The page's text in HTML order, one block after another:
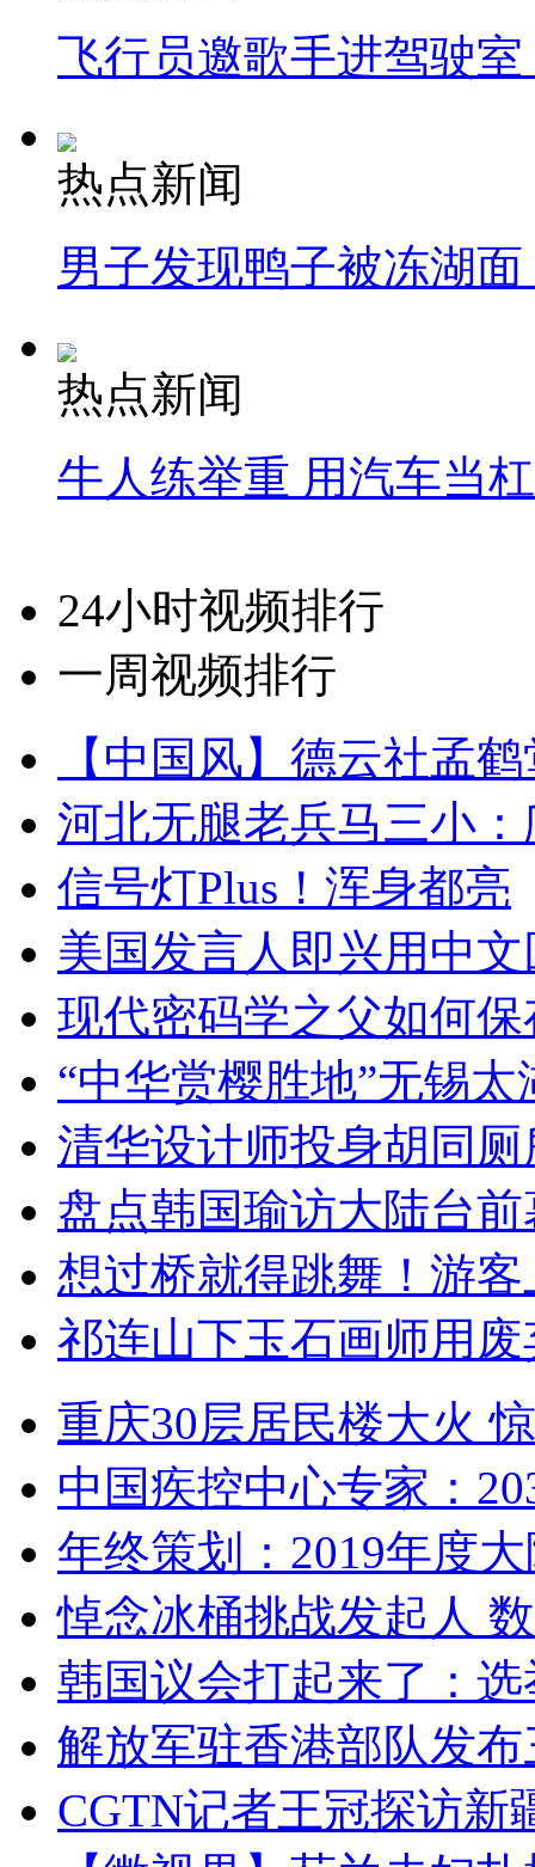
飞行员邀歌手进驾驶
热点新闻
男子发现鸭子被冻湖
热点新闻
牛人练举重 用汽车当
24小时视频排行
一周视频排行
【中国风】德云社孟
河北无腿老兵马三小
信号灯Plus！浑身都亮
美国发言人即兴用中
现代密码学之父如何
“中华赏樱胜地”无锡
清华设计师投身胡同
盘点韩国瑜访大陆台
想过桥就得跳舞！游客
祁连山下玉石画师用
重庆30层居民楼大火
中国疾控中心专家：
年终策划：2019年度
悼念冰桶挑战发起人
韩国议会打起来了：
解放军驻香港部队发
CGTN记者王冠探访新